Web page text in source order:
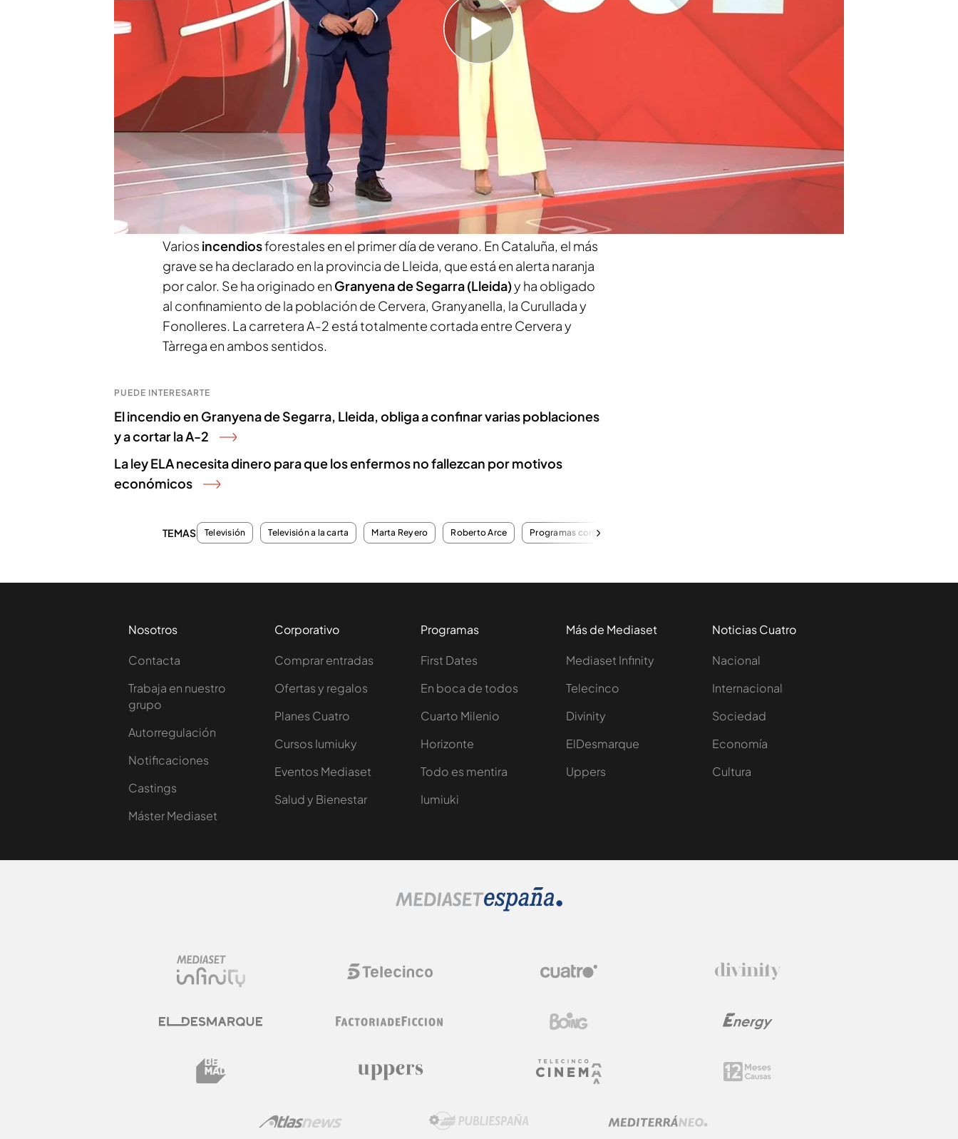
Compartir
Ocho muertos al incendiarse un globo aerostático en Brasil
Terrible accidente en un globo estático en el municipio de Praia Grande
en el sur del estado brasileño de Santa Catarina.
Ocho personas han
muerto al incendiarse el globo aerostático. Otras13 personas que
viajaban en él han sobrevivido.
Un incendio en Granyena de Segarra (Lleida) obliga al confinamiento
de varias localidades
Varios incendiosforestales en el primer día de verano. En Cataluña, el más
grave se ha declarado en la provincia de Lleida, que está en alerta naranja
por calor. Se ha originado en Granyena de Segarra (Lleida)y ha obligado
al confinamiento de la población de Cervera, Granyanella, la Curullada y
Fonolleres. La carretera A-2 está totalmente cortada entre Cervera y
Tàrrega en ambos sentidos.
PUEDE INTERESARTE
El incendio en Granyena de Segarra, Lleida, obliga a confinar varias poblaciones
y a cortar la A-2
La ley ELA necesita dinero para que los enfermos no fallezcan por motivos
económicos
TEMAS Televisión Televisión a la carta Marta Reyero Roberto Arce Programas completos
Nosotros
Contacta
Trabaja en nuestro
grupo
Autorregulación
Notificaciones
Castings
Máster Mediaset
Corporativo
Comprar entradas
Ofertas y regalos
Planes Cuatro
Cursos Iumiuky
Eventos Mediaset
Salud y Bienestar
Programas
First Dates
En boca de todos
Cuarto Milenio
Horizonte
Todo es mentira
Iumiuki
Más de Mediaset
Mediaset Infinity
Telecinco
Divinity
ElDesmarque
Uppers
Noticias Cuatro
Nacional
Internacional
Sociedad
Economía
Cultura